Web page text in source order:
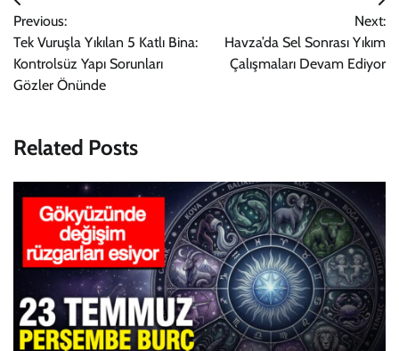
gezinmesi
Previous:
Tek Vuruşla Yıkılan 5 Katlı Bina:
Kontrolsüz Yapı Sorunları
Gözler Önünde
Next:
Havza’da Sel Sonrası Yıkım
Çalışmaları Devam Ediyor
Related Posts